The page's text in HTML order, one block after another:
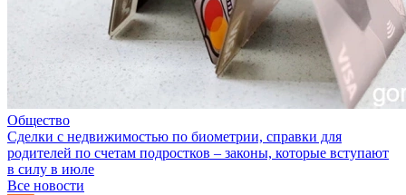
Общество
Сделки с недвижимостью по биометрии, справки для
родителей по счетам подростков – законы, которые вступают
в силу в июле
Все новости